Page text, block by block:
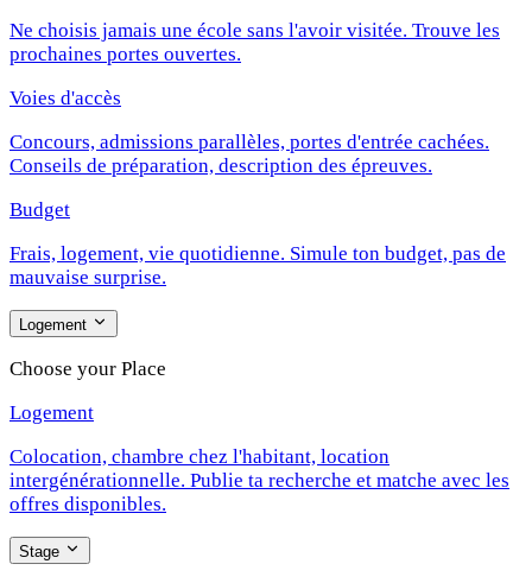
Ne choisis jamais une école sans l'avoir visitée. Trouve les
prochaines portes ouvertes.
Voies d'accès
Concours, admissions parallèles, portes d'entrée cachées.
Conseils de préparation, description des épreuves.
Budget
Frais, logement, vie quotidienne. Simule ton budget, pas de
mauvaise surprise.
Logement
Choose your Place
Logement
Colocation, chambre chez l'habitant, location
intergénérationnelle. Publie ta recherche et matche avec les
offres disponibles.
Stage